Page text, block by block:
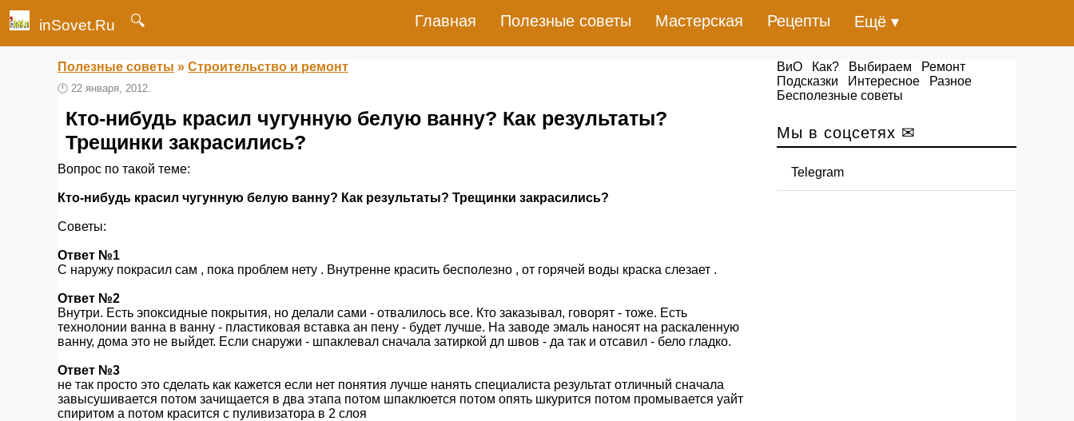
inSovet.Ru 🔍 Главная Полезные советы Мастерская Рецепты Ещё ▾
Полезные советы » Строительство и ремонт
🕛 22 января, 2012.
Кто-нибудь красил чугунную белую ванну? Как результаты?
Трещинки закрасились?
Вопрос по такой теме:
Кто-нибудь красил чугунную белую ванну? Как результаты? Трещинки закрасились?
Советы:
Ответ №1
С наружу покрасил сам , пока проблем нету . Внутренне красить бесполезно , от горячей воды краска слезает .
Ответ №2
Внутри. Есть эпоксидные покрытия, но делали сами - отвалилось все. Кто заказывал, говорят - тоже. Есть
технолонии ванна в ванну - пластиковая вставка ан пену - будет лучше. На заводе эмаль наносят на раскаленную
ванну, дома это не выйдет. Если снаружи - шпаклевал сначала затиркой дл швов - да так и отсавил - бело гладко.
Ответ №3
не так просто это сделать как кажется если нет понятия лучше нанять специалиста результат отличный сначала
завысушивается потом зачищается в два этапа потом шпаклюется потом опять шкурится потом промывается уайт
спиритом а потом красится с пуливизатора в 2 слоя
ВиО Как? Выбираем
Ремонт
Подсказки
Интересное
Разное
Бесполезные советы
Мы в соцсетях ✉
Telegram